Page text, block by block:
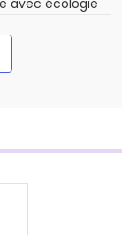
avec écologie